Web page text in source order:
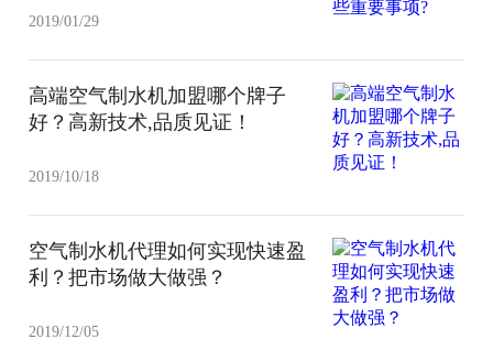
2019/01/29
高端空气制水机加盟哪个牌子
好？高新技术,品质见证！
2019/10/18
空气制水机代理如何实现快速盈
利？把市场做大做强？
2019/12/05